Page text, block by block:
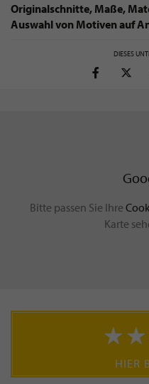
Originalschnitte, Maße,
Auswahl von Motiven auf
DIESES
Bitte passen Sie Ihre
Karte
HIER